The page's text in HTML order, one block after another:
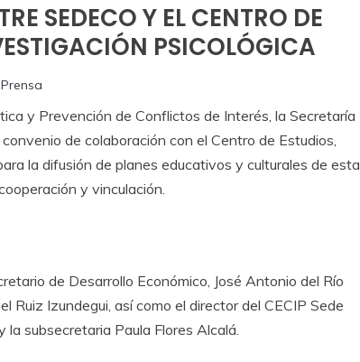
SEDECO Y EL CENTRO DE
PSICOLÓGICA
y Prevención de Conflictos de Interés, la Secretaría
de colaboración con el Centro de Estudios,
la difusión de planes educativos y culturales de esta
y vinculación.
de Desarrollo Económico, José Antonio del Río
Ruiz Izundegui, así como el director del CECIP Sede
subsecretaria Paula Flores Alcalá.